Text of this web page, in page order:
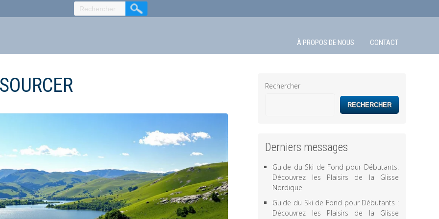
À PROPOS DE NOUS CONTACT
Rechercher
RECHERCHER
Derniers messages
Guide du Ski de Fond pour Débutants:
Découvrez les Plaisirs de la Glisse
Nordique
Guide du Ski de Fond pour Débutants :
Découvrez les Plaisirs de la Glisse